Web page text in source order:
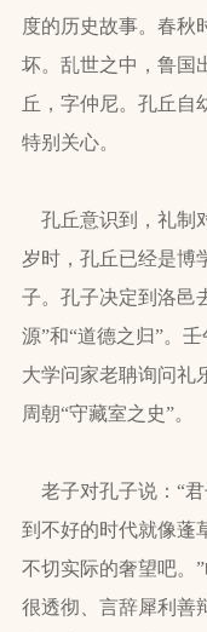
度的历史故事。春秋
坏。乱世之中，鲁国
丘，字仲尼。孔丘自
特别关心。
孔丘意识到，礼制
岁时，孔丘已经是博
子。孔子决定到洛邑
源”和“道德之归”。
大学问家老聃询问礼
周朝“守藏室之史”。
老子对孔子说：“君
到不好的时代就像蓬
不切实际的奢望吧。
很透彻、言辞犀利善